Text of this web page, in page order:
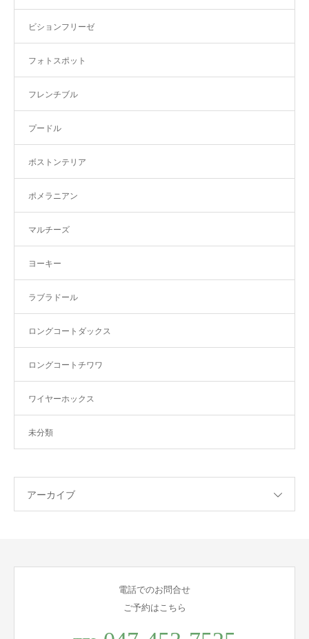
ビションフリーゼ
フォトスポット
フレンチブル
プードル
ボストンテリア
ポメラニアン
マルチーズ
ヨーキー
ラブラドール
ロングコートダックス
ロングコートチワワ
ワイヤーホックス
未分類
アーカイブ
電話でのお問合せ
ご予約はこちら